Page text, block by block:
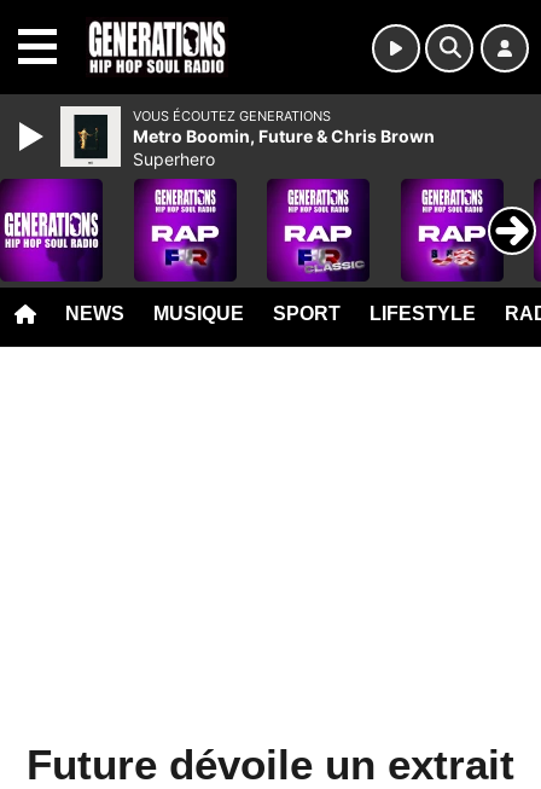
NEWS MUSIQUE SPORT LIFESTYLE
Future dévoile un extrait
VOUS ÉCOUTEZ GENERATIONS
Metro Boomin, Future & Chris Brown
Superhero